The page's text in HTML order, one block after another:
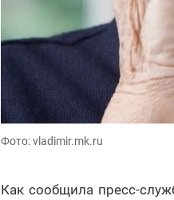
Фото: vladimir.mk.ru
Как сообщила пресс-